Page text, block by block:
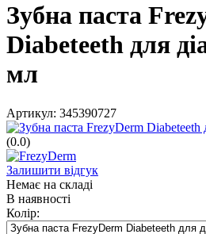
Зубна паста
Diabeteeth для
мл
Артикул: 345390727
(0.0)
Залишити відгук
Немає на складі
В наявності
Колір: